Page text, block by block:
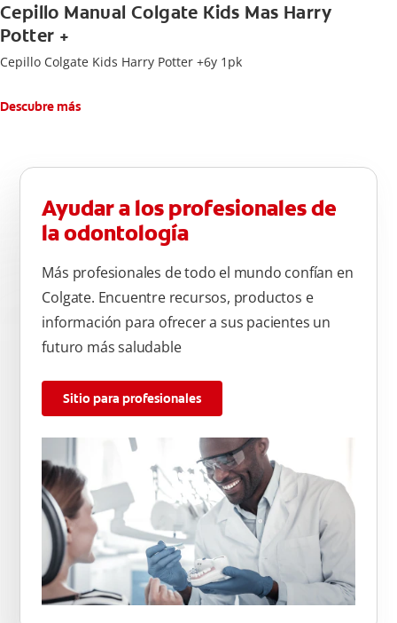
Cepillo Manual Colgate Kids Mas Harry
Potter +
Cepillo Colgate Kids Harry Potter +6y 1pk
Descubre más
Ayudar a los profesionales de
la odontología
Más profesionales de todo el mundo confían en
Colgate. Encuentre recursos, productos e
información para ofrecer a sus pacientes un
futuro más saludable
Sitio para profesionales